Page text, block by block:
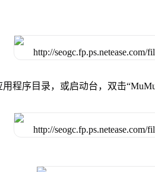
用程序目录，或启动台，双击